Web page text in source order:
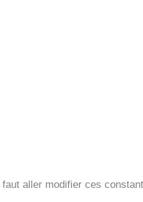
aller modifier ces